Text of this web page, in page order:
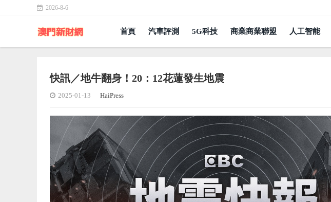
2026-8-6
首頁 汽車評測 5G科技 商業商業聯盟 人工智能
快訊／地牛翻身！20：12花蓮發生地震
2025-01-13 HaiPress